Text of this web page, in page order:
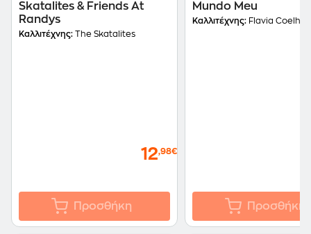
Skatalites & Friends At
Randys
Καλλιτέχνης: The Skatalites
12,98€
Προσθήκη
Mundo Meu
Καλλιτέχνης: Flavia Coelho
Προσθήκη